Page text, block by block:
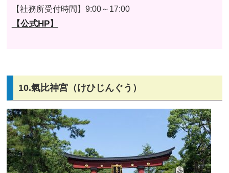
【社務所受付時間】9:00～17:00
【公式HP】
10.氣比神宮（けひじんぐう）